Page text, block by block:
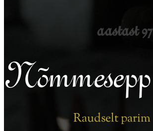
aastast 97
Nõmmesepp
Raudselt parim